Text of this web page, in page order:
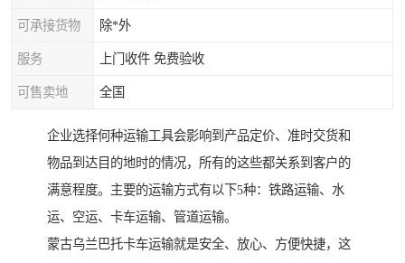
可承接货物 除*外
服务 上门收件 免费验收
可售卖地 全国
企业选择何种运输工具会影响到产品定价、准时交货和
物品到达目的地时的情况，所有的这些都关系到客户的
满意程度。主要的运输方式有以下5种：铁路运输、水
运、空运、卡车运输、管道运输。
蒙古乌兰巴托卡车运输就是安全、放心、方便快捷，这